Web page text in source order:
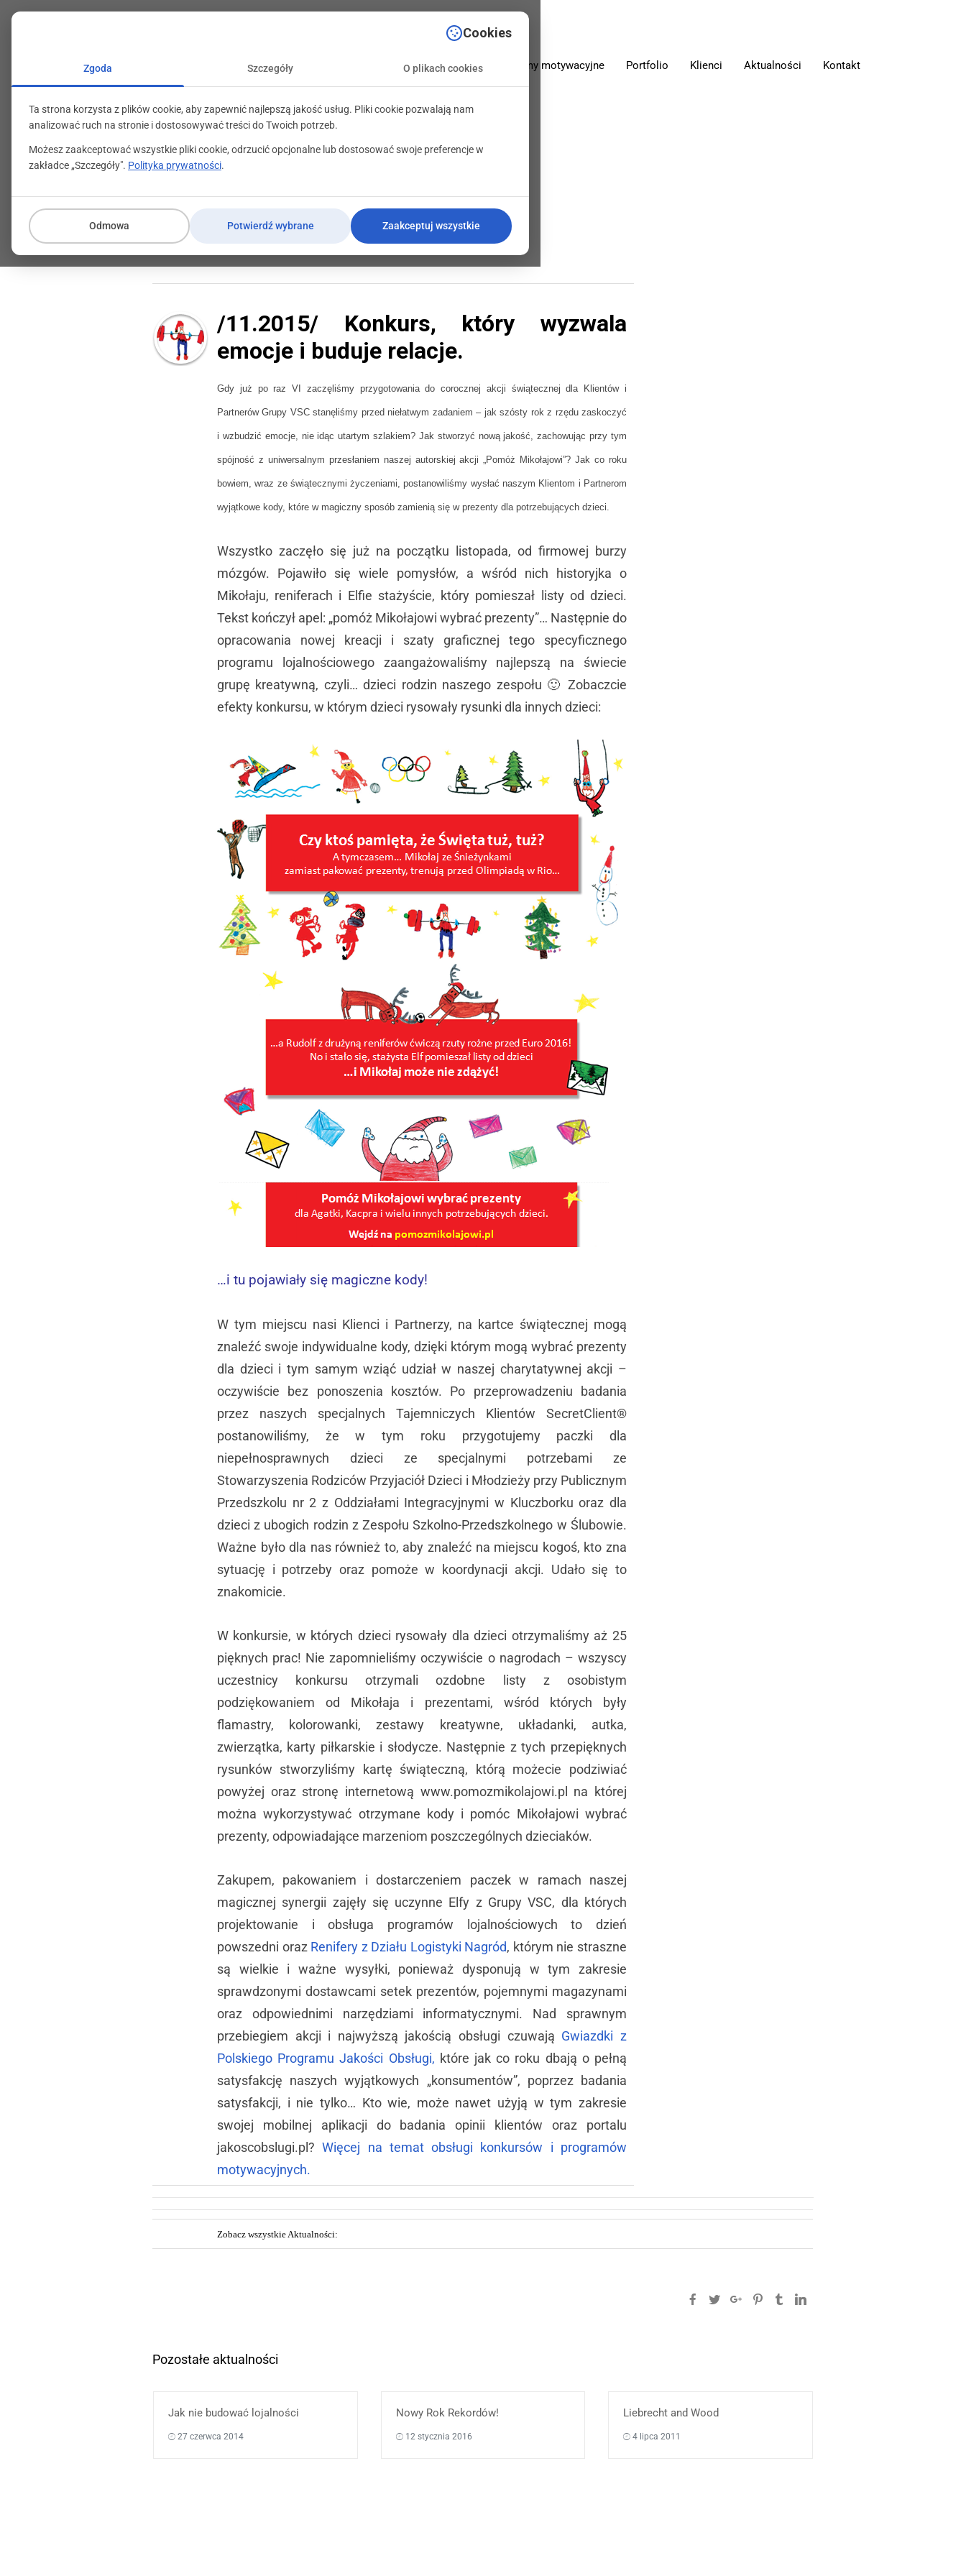
O firmie Oferta Programy motywacyjne Portfolio Klienci Aktualności Kontakt
Konkurs który wzmacnia relacje
14 grudnia 2015
/11.2015/ Konkurs, który wyzwala
emocje i buduje relacje.
Gdy już po raz VI zaczęliśmy przygotowania do corocznej akcji świątecznej dla Klientów i
Partnerów Grupy VSC stanęliśmy przed niełatwym zadaniem – jak szósty rok z rzędu zaskoczyć
i wzbudzić emocje, nie idąc utartym szlakiem? Jak stworzyć nową jakość, zachowując przy tym
spójność z uniwersalnym przesłaniem naszej autorskiej akcji „Pomóż Mikołajowi”? Jak co roku
bowiem, wraz ze świątecznymi życzeniami, postanowiliśmy wysłać naszym Klientom i Partnerom
wyjątkowe kody, które w magiczny sposób zamienią się w prezenty dla potrzebujących dzieci.
Wszystko zaczęło się już na początku listopada, od firmowej burzy
mózgów. Pojawiło się wiele pomysłów, a wśród nich historyjka o
Mikołaju, reniferach i Elfie stażyście, który pomieszał listy od dzieci.
Tekst kończył apel: „pomóż Mikołajowi wybrać prezenty”… Następnie do
opracowania nowej kreacji i szaty graficznej tego specyficznego
programu lojalnościowego zaangażowaliśmy najlepszą na świecie
grupę kreatywną, czyli… dzieci rodzin naszego zespołu 🙂 Zobaczcie
efekty konkursu, w którym dzieci rysowały rysunki dla innych dzieci:
…i tu pojawiały się magiczne kody!
W tym miejscu nasi Klienci i Partnerzy, na kartce świątecznej mogą
znaleźć swoje indywidualne kody, dzięki którym mogą wybrać prezenty
dla dzieci i tym samym wziąć udział w naszej charytatywnej akcji –
oczywiście bez ponoszenia kosztów. Po przeprowadzeniu badania
przez naszych specjalnych Tajemniczych Klientów SecretClient®
postanowiliśmy, że w tym roku przygotujemy paczki dla
niepełnosprawnych dzieci ze specjalnymi potrzebami ze
Stowarzyszenia Rodziców Przyjaciół Dzieci i Młodzieży przy Publicznym
Przedszkolu nr 2 z Oddziałami Integracyjnymi w Kluczborku oraz dla
dzieci z ubogich rodzin z Zespołu Szkolno-Przedszkolnego w Ślubowie.
Ważne było dla nas również to, aby znaleźć na miejscu kogoś, kto zna
sytuację i potrzeby oraz pomoże w koordynacji akcji. Udało się to
znakomicie.
W konkursie, w których dzieci rysowały dla dzieci otrzymaliśmy aż 25
pięknych prac! Nie zapomnieliśmy oczywiście o nagrodach – wszyscy
uczestnicy konkursu otrzymali ozdobne listy z osobistym
podziękowaniem od Mikołaja i prezentami, wśród których były
flamastry, kolorowanki, zestawy kreatywne, układanki, autka,
zwierzątka, karty piłkarskie i słodycze. Następnie z tych przepięknych
rysunków stworzyliśmy kartę świąteczną, którą możecie podziwiać
powyżej oraz stronę internetową www.pomozmikolajowi.pl na której
można wykorzystywać otrzymane kody i pomóc Mikołajowi wybrać
prezenty, odpowiadające marzeniom poszczególnych dzieciaków.
Zakupem, pakowaniem i dostarczeniem paczek w ramach naszej
magicznej synergii zajęły się uczynne Elfy z Grupy VSC, dla których
projektowanie i obsługa programów lojalnościowych to dzień
powszedni oraz Renifery z Działu Logistyki Nagród, którym nie straszne
są wielkie i ważne wysyłki, ponieważ dysponują w tym zakresie
sprawdzonymi dostawcami setek prezentów, pojemnymi magazynami
oraz odpowiednimi narzędziami informatycznymi. Nad sprawnym
przebiegiem akcji i najwyższą jakością obsługi czuwają Gwiazdki z
Polskiego Programu Jakości Obsługi, które jak co roku dbają o pełną
satysfakcję naszych wyjątkowych „konsumentów”, poprzez badania
satysfakcji, i nie tylko… Kto wie, może nawet użyją w tym zakresie
swojej mobilnej aplikacji do badania opinii klientów oraz portalu
jakoscobslugi.pl?Więcej na temat obsługi konkursów i programów
motywacyjnych.
Zobacz wszystkie Aktualności:
Pozostałe aktualności
Jak nie budować lojalności
27 czerwca 2014
Nowy Rok Rekordów!
12 stycznia 2016
Liebrecht and Wood
4 lipca 2011
Cookies
Zgoda Szczegóły O plikach cookies
Ta strona korzysta z plików cookie, aby zapewnić najlepszą jakość usług. Pliki cookie pozwalają nam
analizować ruch na stronie i dostosowywać treści do Twoich potrzeb.
Możesz zaakceptować wszystkie pliki cookie, odrzucić opcjonalne lub dostosować swoje preferencje w
zakładce „Szczegóły". Polityka prywatności.
Odmowa Potwierdź wybrane Zaakceptuj wszystkie